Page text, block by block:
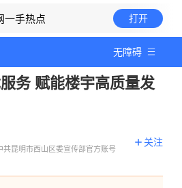
一手热点 打开
无障碍
务 赋能楼宇高质量发
共昆明市西山区委宣传部官方账号
关注